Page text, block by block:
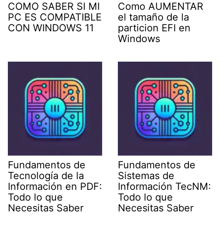
COMO SABER SI MI
PC ES COMPATIBLE
CON WINDOWS 11
Como AUMENTAR
el tamaño de la
particion EFI en
Windows
Fundamentos de
Tecnología de la
Información en PDF:
Todo lo que
Necesitas Saber
Fundamentos de
Sistemas de
Información TecNM:
Todo lo que
Necesitas Saber